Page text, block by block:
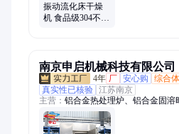
振动流化床干燥
机 食品级304不锈
南京申启机械科技有限公司
4年 厂 安心购 综合
真实性已核验 江苏南京
主营： 铝合金热处理炉、铝合金固溶
干机、铝合金轮毂热处理生产线、三
型混合机、二维混合机、低温真空干